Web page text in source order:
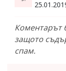
Коментарът
защото
спам.